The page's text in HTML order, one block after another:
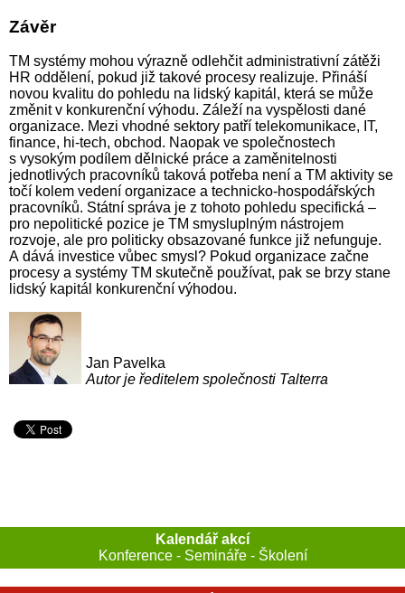
Závěr
TM systémy mohou výrazně odlehčit administrativní zátěži
HR oddělení, pokud již takové procesy realizuje. Přináší
novou kvalitu do pohledu na lidský kapitál, která se může
změnit v konkurenční výhodu. Záleží na vyspělosti dané
organizace. Mezi vhodné sektory patří telekomunikace, IT,
finance, hi-tech, obchod. Naopak ve společnostech
s vysokým podílem dělnické práce a zaměnitelnosti
jednotlivých pracovníků taková potřeba není a TM aktivity se
točí kolem vedení organizace a technicko-hospodářských
pracovníků. Státní správa je z tohoto pohledu specifická –
pro nepolitické pozice je TM smysluplným nástrojem
rozvoje, ale pro politicky obsazované funkce již nefunguje.
A dává investice vůbec smysl? Pokud organizace začne
procesy a systémy TM skutečně používat, pak se brzy stane
lidský kapitál konkurenční výhodou.
Jan Pavelka
Autor je ředitelem společnosti Talterra
Kalendář akcí
Konference - Semináře - Školení